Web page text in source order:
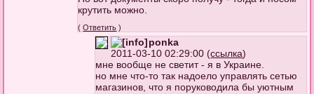
крутить можно.
(Ответить )
ponka
2011-03-10 02:29:00 (ссылка)
мне вообще не светит - я в Украине.
но мне что-то так надоело управлять сетью
магазинов, что я поруководила бы уютным